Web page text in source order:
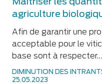
agriculture
DIMINUTION DES
25.05.2023
Afin de garantir une
acceptable pour le
base sont à